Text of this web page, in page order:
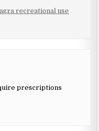
recreational use
prescriptions